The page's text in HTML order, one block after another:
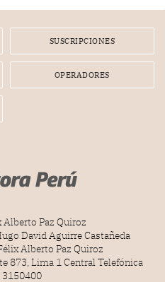
un meet and greet con
SUSCRIPCIONES
OPERADORES
Paz Quiroz
David Aguirre Castañeda
Alberto Paz Quiroz
873, Lima 1 Central Telefónica